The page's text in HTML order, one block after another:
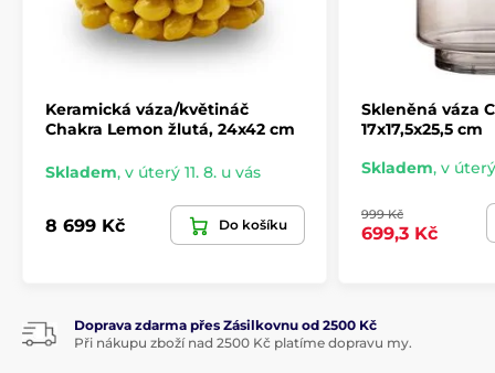
Keramická váza/květináč
Chakra Lemon žlutá, 24x42 cm
Skladem, v úterý 11. 8. u vás
8 699 Kč Do košíku
Skleněná váza
17x17,5x25,5 cm
Skladem, v úterý
999 Kč
699,3 Kč
Doprava zdarma přes Zásilkovnu od 2500 Kč
Při nákupu zboží nad 2500 Kč platíme dopravu my.